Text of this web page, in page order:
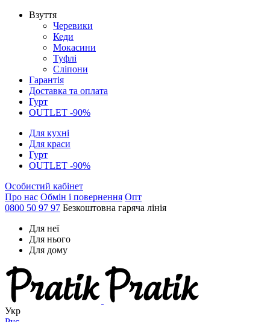
Взуття
Черевики
Кеди
Мокасини
Туфлі
Сліпони
Гарантія
Доставка та оплата
Гурт
OUTLET -90%
Для кухні
Для краси
Гурт
OUTLET -90%
Особистий кабінет
Про нас Обмін і повернення Опт
0800 50 97 97 Безкоштовна гаряча лінія
Для неї
Для нього
Для дому
Укр